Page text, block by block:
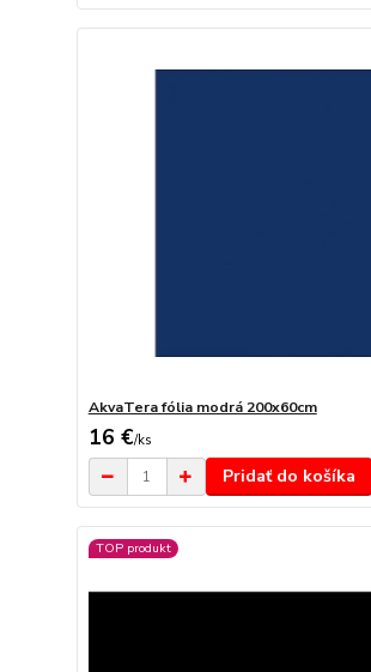
AkvaTera fólia modrá 200x60cm
16 €/ks
Pridať do košíka
TOP produkt